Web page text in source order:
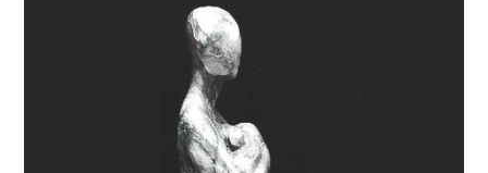
BIOGRAPHIE
LA PROMENADE DES JARDINS À SÈVRES
CATALOGUE DES OEUVRES
ANIMAUX & PLANTES